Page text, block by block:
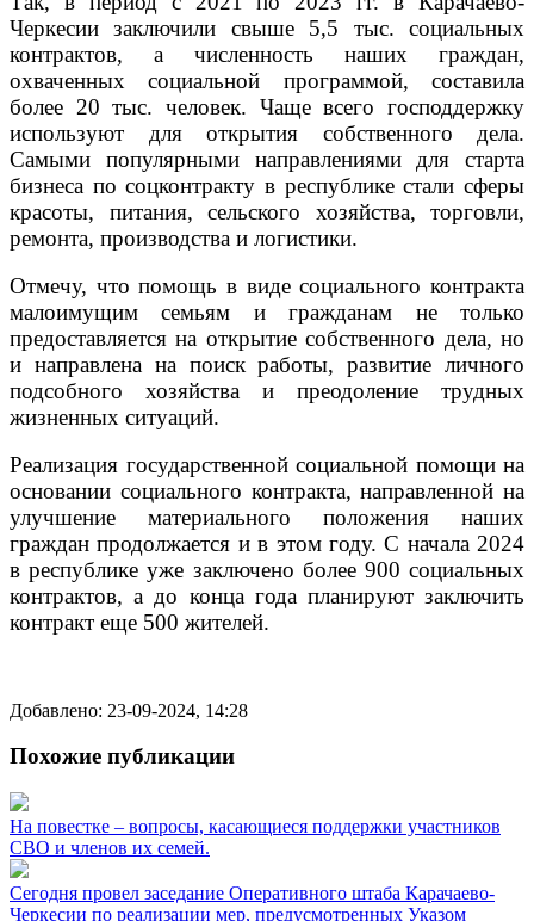
Черкесии заключили свыше 5,5 тыс. социальных
контрактов, а численность наших граждан,
охваченных социальной программой, составила
более 20 тыс. человек. Чаще всего господдержку
используют для открытия собственного дела.
Самыми популярными направлениями для старта
бизнеса по соцконтракту в республике стали сферы
красоты, питания, сельского хозяйства, торговли,
ремонта, производства и логистики.
Отмечу, что помощь в виде социального контракта
малоимущим семьям и гражданам не только
предоставляется на открытие собственного дела, но
и направлена на поиск работы, развитие личного
подсобного хозяйства и преодоление трудных
жизненных ситуаций.
Реализация государственной социальной помощи на
основании социального контракта, направленной на
улучшение материального положения наших
граждан продолжается и в этом году. С начала 2024
в республике уже заключено более 900 социальных
контрактов, а до конца года планируют заключить
контракт еще 500 жителей.
Добавлено: 23-09-2024, 14:28
Похожие публикации
На повестке – вопросы, касающиеся поддержки участников
СВО и членов их семей.
Сегодня провел заседание Оперативного штаба Карачаево-
Черкесии по реализации мер, предусмотренных Указом